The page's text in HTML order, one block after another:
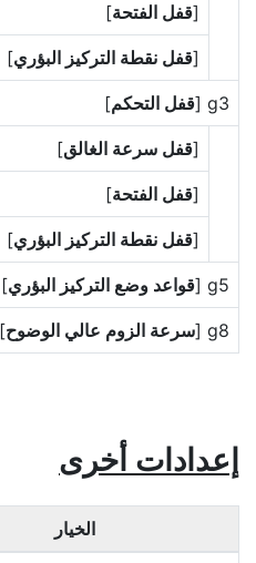
[قفل الفتحة]
[قفل نقطة التركيز البؤري]
g3 [ قفل التحكم]
[قفل سرعة الغالق]
[قفل الفتحة]
[قفل نقطة التركيز البؤري]
g5 [ قواعد وضع التركيز البؤري]
g8 [ سرعة الزوم عالي الوضوح]
إعدادات أخرى
الخيار